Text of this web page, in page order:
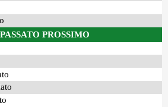
PROSSIMO